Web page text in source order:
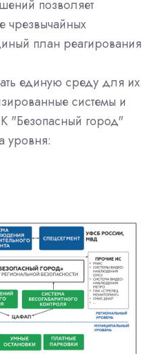
позволяет
чрезвычайных
план реагирования
единую среду для их
системы и
"Безопасный город"
уровня: